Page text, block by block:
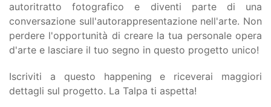
autoritratto fotografico e diventi parte di una
conversazione sull'autorappresentazione nell'arte. Non
perdere l'opportunità di creare la tua personale opera
d'arte e lasciare il tuo segno in questo progetto unico!
Iscriviti a questo happening e riceverai maggiori
dettagli sul progetto. La Talpa ti aspetta!